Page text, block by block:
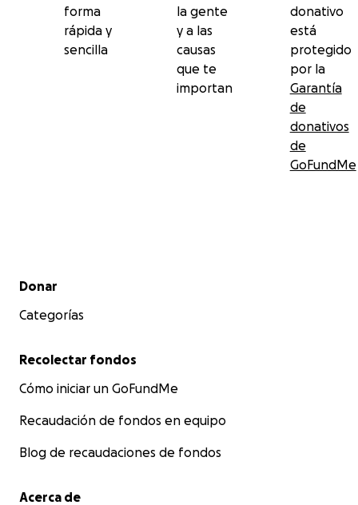
forma
rápida y
sencilla
la gente
y a las
causas
que te
importan
donativo
está
protegido
por la
Garantía
de
donativos
de
GoFundMe
Menú secundario
Donar
Categorías
Recolectar fondos
Cómo iniciar un GoFundMe
Recaudación de fondos en equipo
Blog de recaudaciones de fondos
Acerca de